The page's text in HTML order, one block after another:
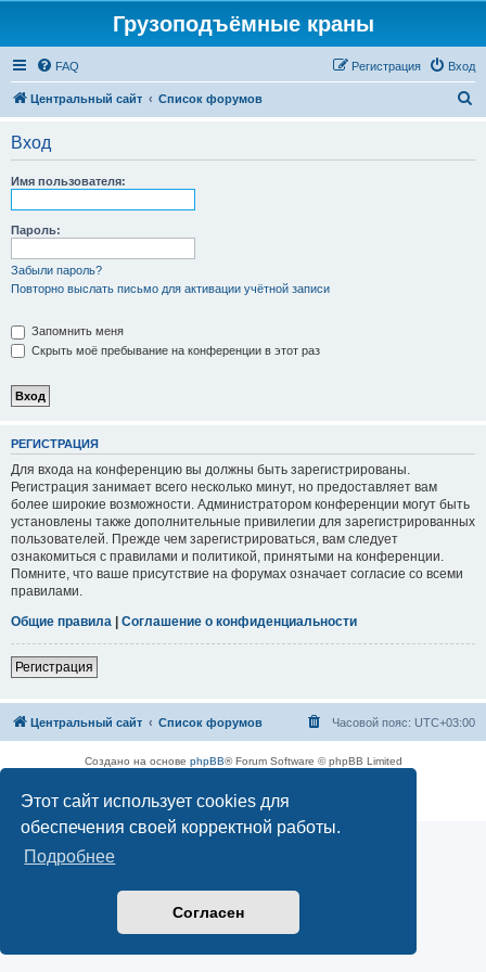
Этот сайт использует cookies для
обеспечения своей корректной работы.
Подробнее
Согласен
Грузоподъёмные краны
FAQ Вход
Регистрация
Центральный сайт Список форумов
Вход
Имя пользователя:
Пароль:
Забыли пароль?
Повторно выслать письмо для активации учётной записи
Запомнить меня
Скрыть моё пребывание на конференции в этот раз
РЕГИСТРАЦИЯ
Для входа на конференцию вы должны быть зарегистрированы.
Регистрация занимает всего несколько минут, но предоставляет вам
более широкие возможности. Администратором конференции могут быть
установлены также дополнительные привилегии для зарегистрированных
пользователей. Прежде чем зарегистрироваться, вам следует
ознакомиться с правилами и политикой, принятыми на конференции.
Помните, что ваше присутствие на форумах означает согласие со всеми
правилами.
Общие правила | Соглашение о конфиденциальности
Регистрация
Центральный сайт Список форумов Часовой пояс: UTC+03:00
Создано на основе phpBB® Forum Software © phpBB Limited
Конфиденциальность|Правила